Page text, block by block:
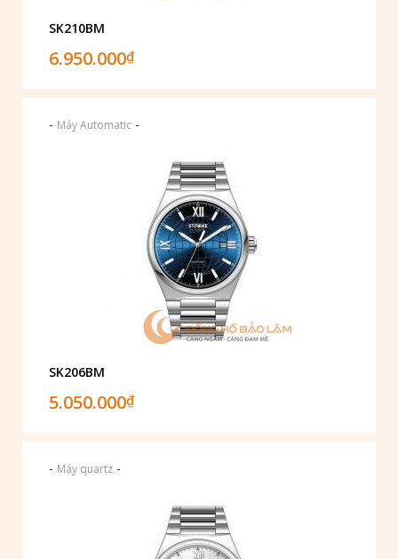
SK210BM
6.950.000₫
- Máy Automatic -
SK206BM
5.050.000₫
- Máy quartz -